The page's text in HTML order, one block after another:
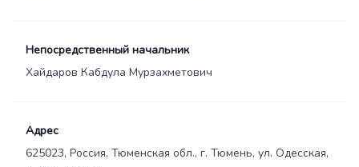
Непосредственный начальник
Хайдаров Кабдула Мурзахметович
Адрес
625023, Россия, Тюменская обл., г. Тюмень, ул. Одесская,